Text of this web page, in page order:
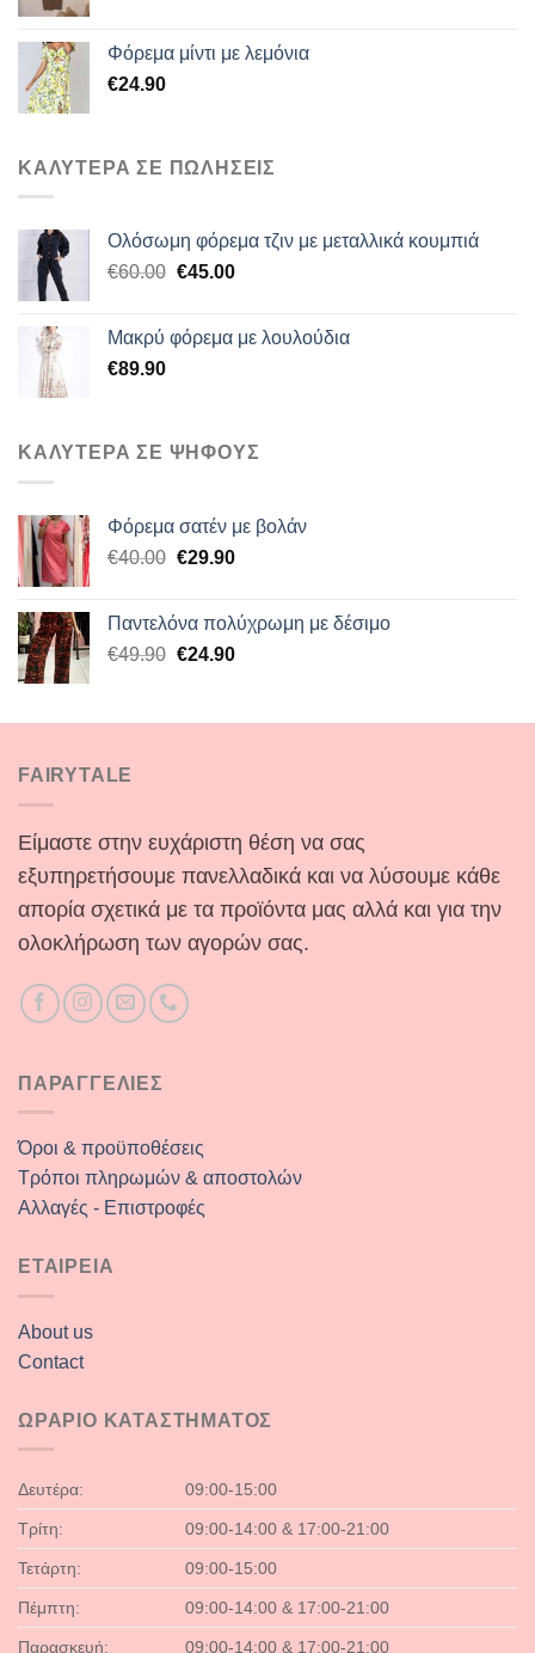
Φόρεμα μίντι με λεμόνια
€24.90
ΚΑΛΥΤΕΡΑ ΣΕ ΠΩΛΗΣΕΙΣ
Ολόσωμη φόρεμα τζιν με μεταλλικά κουμπιά
€60.00 Original
€60.00.
€45.00Η
είναι:
Μακρύ φόρεμα με λουλούδια
€89.90
ΚΑΛΥΤΕΡΑ ΣΕ ΨΗΦΟΥΣ
Φόρεμα σατέν με βολάν
€40.00 Original
€40.00.
€29.90Η
είναι:
€29.90.
Παντελόνα πολύχρωμη με δέσιμο
€49.90 Original
€49.90.
€24.90Η
είναι:
FAIRYTALE
Είμαστε στην ευχάριστη θέση να σας
εξυπηρετήσουμε πανελλαδικά και να λύσουμε κάθε
απορία σχετικά με τα προϊόντα μας αλλά και για την
ολοκλήρωση των αγορών σας.
ΠΑΡΑΓΓΕΛΙΕΣ
Όροι & προϋποθέσεις
Τρόποι πληρωμών & αποστολών
Αλλαγές - Επιστροφές
ΕΤΑΙΡΕΙΑ
About us
Contact
ΩΡΑΡΙΟ ΚΑΤΑΣΤΗΜΑΤΟΣ
Δευτέρα: 09:00-15:00
Τρίτη: 09:00-14:00 & 17:00-21:00
Τετάρτη: 09:00-15:00
Πέμπτη: 09:00-14:00 & 17:00-21:00
Παρασκευή: 09:00-14:00 & 17:00-21:00